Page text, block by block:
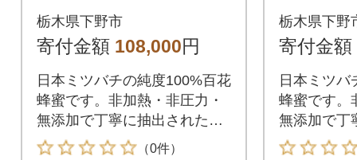
g×4瓶)国産100%天然
生蜂蜜です。全3回
栃木県下野市
寄付金額 108,000円
日本ミツバチの純度100%百花
蜂蜜です。非加熱・非圧力・
無添加で丁寧に抽出されたオ
リジナル生蜂蜜。
（0件）
g×4瓶)
生蜂蜜
栃木県下野
寄付金額
日本ミツバ
蜂蜜です。
無添加で丁
リジナル生